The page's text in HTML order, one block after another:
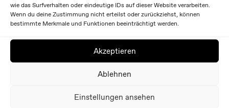
wie das Surfverhalten oder eindeutige IDs auf dieser Website verarbeiten.
Wenn du deine Zustimmung nicht erteilst oder zurückziehst, können
bestimmte Merkmale und Funktionen beeinträchtigt werden.
Akzeptieren
Ablehnen
Einstellungen ansehen